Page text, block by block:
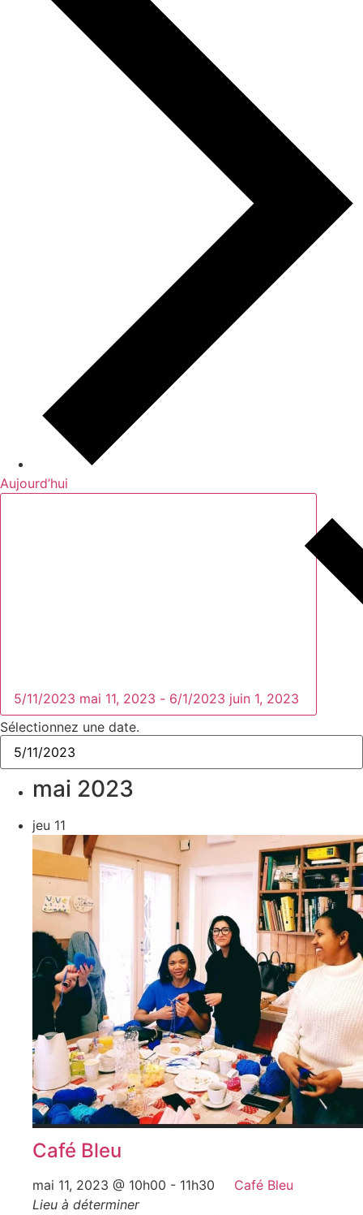
Aujourd’hui
5/11/2023 mai 11, 2023 - 6/1/2023 juin 1, 2023
Sélectionnez une date.
mai 2023
jeu 11
Café Bleu
mai 11, 2023 @ 10h00 - 11h30
Café Bleu
Lieu à déterminer